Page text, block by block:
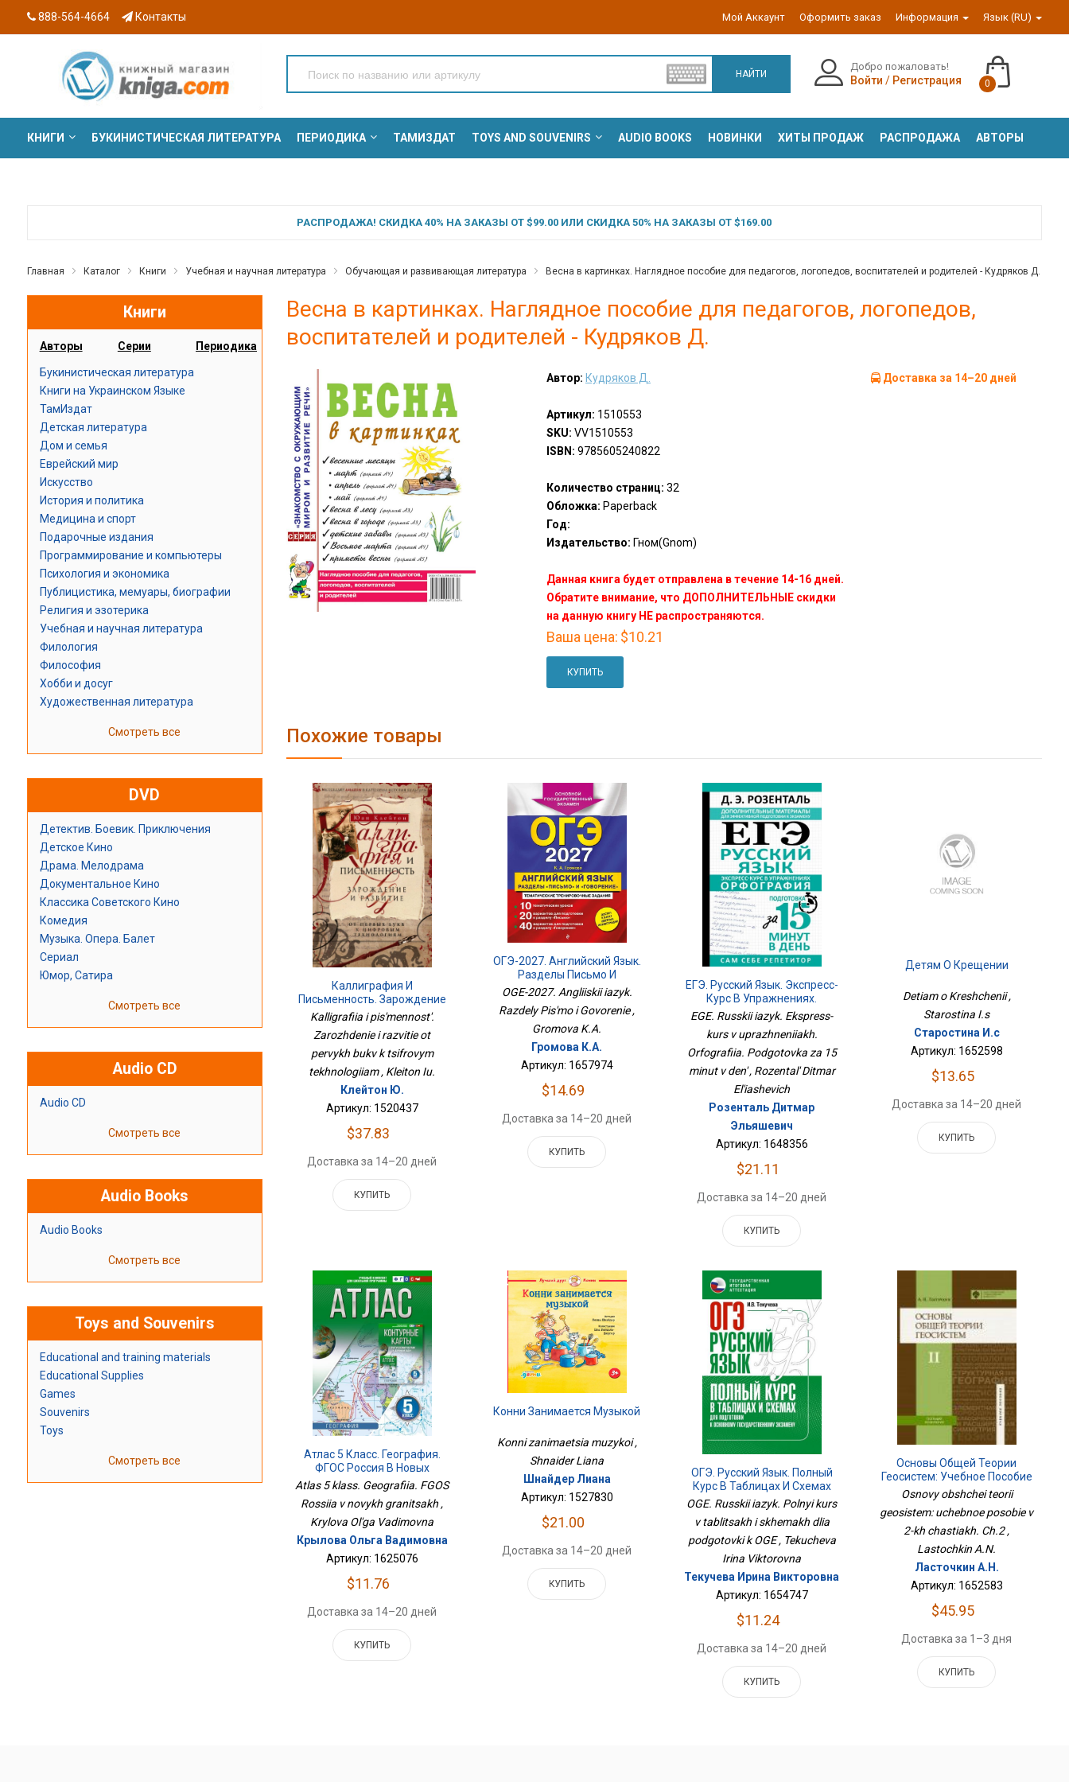
888-564-4664 Контакты Мой Аккаунт Оформить заказ Информация Язык (RU)
НАЙТИ
Добро пожаловать!
Войти / Регистрация 0
КНИГИ БУКИНИСТИЧЕСКАЯ ЛИТЕРАТУРА ПЕРИОДИКА ТАМИЗДАТ TOYS AND SOUVENIRS AUDIO BOOKS НОВИНКИ ХИТЫ ПРОДАЖ РАСПРОДАЖА АВТОРЫ
РАСПРОДАЖА! СКИДКА 40% НА ЗАКАЗЫ ОТ $99.00 ИЛИ СКИДКА 50% НА ЗАКАЗЫ ОТ $169.00
Главная Каталог Книги Учебная и научная литература Обучающая и развивающая литература Весна в картинках. Наглядное пособие для педагогов, логопедов, воспитателей и родителей - Кудряков Д.
Книги
Авторы Серии Периодика
Букинистическая литература
Книги на Украинском Языке
ТамИздат
Детская литература
Дом и семья
Еврейский мир
Искусство
История и политика
Медицина и спорт
Подарочные издания
Программирование и компьютеры
Психология и экономика
Публицистика, мемуары, биографии
Религия и эзотерика
Учебная и научная литература
Филология
Философия
Хобби и досуг
Художественная литература
Смотреть все
DVD
Детектив. Боевик. Приключения
Детское Кино
Драма. Мелодрама
Документальное Кино
Классика Советского Кино
Комедия
Музыка. Опера. Балет
Сериал
Юмор, Сатира
Смотреть все
Audio CD
Audio CD
Смотреть все
Audio Books
Audio Books
Смотреть все
Toys and Souvenirs
Educational and training materials
Educational Supplies
Games
Souvenirs
Toys
Смотреть все
Весна в картинках. Наглядное пособие для педагогов, логопедов,
воспитателей и родителей - Кудряков Д.
Автор: Кудряков Д.
Артикул: 1510553
SKU: VV1510553
ISBN: 9785605240822
Количество страниц: 32
Обложка: Paperback
Год:
Издательство: Гном(Gnom)
Данная книга будет отправлена в течение 14-16 дней.
Обратите внимание, что ДОПОЛНИТЕЛЬНЫЕ скидки
на данную книгу НЕ распространяются.
Ваша цена: $10.21
КУПИТЬ
Доставка за 14–20 дней
Похожие товары
Каллиграфия И
Письменность. Зарождение
И Развитие От Первых Букв К
Цифровым Технологиям
Kalligrafiia i pis'mennost'.
Zarozhdenie i razvitie ot
pervykh bukv k tsifrovym
tekhnologiiam , Kleiton Iu.
Клейтон Ю.
Артикул: 1520437
$37.83
Доставка за 14–20 дней
КУПИТЬ
ОГЭ-2027. Английский Язык.
Разделы Письмо И
Говорение
OGE-2027. Angliiskii iazyk.
Razdely Pis'mo i Govorenie ,
Gromova K.A.
Громова К.А.
Артикул: 1657974
$14.69
Доставка за 14–20 дней
КУПИТЬ
ЕГЭ. Русский Язык. Экспресс-
Курс В Упражнениях.
Орфография. Подготовка За
15 Минут В День
EGE. Russkii iazyk. Ekspress-
kurs v uprazhneniiakh.
Orfografiia. Podgotovka za 15
minut v den' , Rozental' Ditmar
El'iashevich
Розенталь Дитмар
Эльяшевич
Артикул: 1648356
$21.11
Доставка за 14–20 дней
КУПИТЬ
Детям О Крещении
Detiam o Kreshchenii ,
Starostina I.s
Старостина И.с
Артикул: 1652598
$13.65
Доставка за 14–20 дней
КУПИТЬ
Атлас 5 Класс. География.
ФГОС Россия В Новых
Границах
Atlas 5 klass. Geografiia. FGOS
Rossiia v novykh granitsakh ,
Krylova Ol'ga Vadimovna
Крылова Ольга Вадимовна
Артикул: 1625076
$11.76
Доставка за 14–20 дней
КУПИТЬ
Конни Занимается Музыкой
Konni zanimaetsia muzykoi ,
Shnaider Liana
Шнайдер Лиана
Артикул: 1527830
$21.00
Доставка за 14–20 дней
КУПИТЬ
ОГЭ. Русский Язык. Полный
Курс В Таблицах И Схемах
Для Подготовки К ОГЭ
OGE. Russkii iazyk. Polnyi kurs
v tablitsakh i skhemakh dlia
podgotovki k OGE , Tekucheva
Irina Viktorovna
Текучева Ирина Викторовна
Артикул: 1654747
$11.24
Доставка за 14–20 дней
КУПИТЬ
Основы Общей Теории
Геосистем: Учебное Пособие
В 2-Х Частях. Ч.2
Osnovy obshchei teorii
geosistem: uchebnoe posobie v
2-kh chastiakh. Ch.2 ,
Lastochkin A.N.
Ласточкин А.Н.
Артикул: 1652583
$45.95
Доставка за 1–3 дня
КУПИТЬ